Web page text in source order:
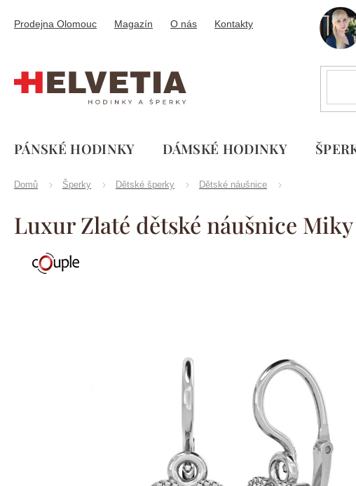
obsah
Prodejna Olomouc Magazín O nás Kontakty
PÁNSKÉ HODINKY DÁMSKÉ HODINKY
Domů Šperky Dětské šperky Dětské náušnice
Luxur Zlaté dětské náušnice
Značka:Couple